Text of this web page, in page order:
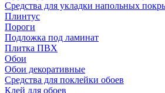
Средства для укладки напольных
Плинтус
Пороги
Подложка под ламинат
Плитка ПВХ
Обои
Обои декоративные
Средства для поклейки обоев
Клей для обоев